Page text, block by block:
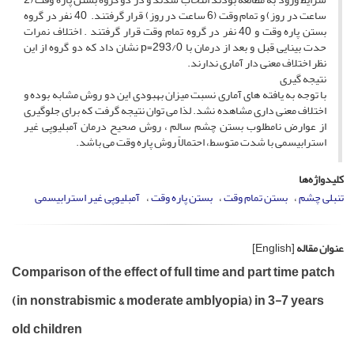
ساعت در روز) و تمام وقت (6 ساعت در روز) قرار گرفتند. 40 نفر در گروه
بستن پاره وقت و 40 نفر در گروه تمام وقت قرار گرفتند . اختلاف نمرات
حدت بینایی قبل و بعد از درمان با 293/0=p نشان داد که دو گروه از این
نظر اختلاف معنی دار آماری ندارند.
نتیجه گیری
با توجه به یافته های آماری نسبت میزان بهبودی این دو روش مشابه بوده و
اختلاف معنی داری مشاهده نشد. لذا می توان نتیجه گرفت که برای جلوگیری
از عوارض نامطلوب بستن چشم سالم ، روش صحیح درمان آمبلیوپی غیر
استرابیسمی با شدت متوسط، احتمالاً روش پاره وقت می باشد.
کلیدواژه‌ها
تنبلی چشم بستن تمام وقت بستن پاره وقت آمبلیوپی غیر استرابیسمی
عنوان مقاله[English]
Comparison of the effect of full time and part time patch
(in nonstrabismic & moderate amblyopia) in 3-7 years
old children